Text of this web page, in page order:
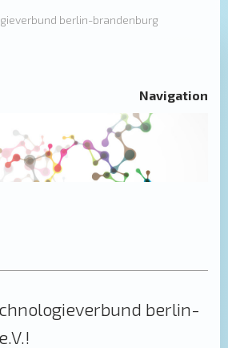
berlin-brandenburg
Navigation
berlin-